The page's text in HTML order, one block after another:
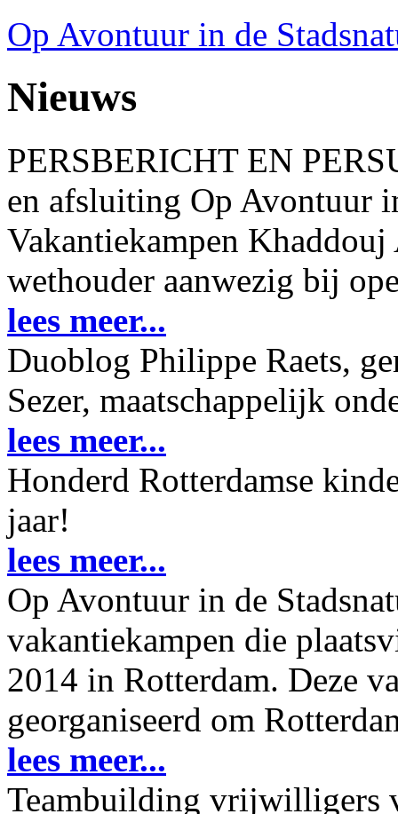
Op Avontuur in de
Nieuws
PERSBERICHT EN
en afsluiting Op Avontuur
Vakantiekampen Khaddouj
wethouder aanwezig bij
lees meer...
Duoblog Philippe Raets,
Sezer, maatschappelijk
lees meer...
Honderd Rotterdamse
jaar!
lees meer...
Op Avontuur in de
vakantiekampen die
2014 in Rotterdam. Deze
georganiseerd om
lees meer...
Teambuilding vrijwilligers